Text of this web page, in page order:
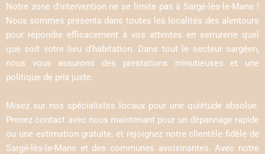
Notre zone d’intervention ne se limite pas à Sargé-lès-le-Mans !
Nous sommes présents dans toutes les localités des alentours
pour répondre efficacement à vos attentes en serrurerie quel
que soit votre lieu d’habitation. Dans tout le secteur sargéen,
nous vous assurons des prestations minutieuses et une
politique de prix juste.
Misez sur nos spécialistes locaux pour une quiétude absolue.
Prenez contact avec nous maintenant pour un dépannage rapide
ou une estimation gratuite, et rejoignez notre clientèle fidèle de
Sargé-lès-le-Mans et des communes avoisinantes. Avec notre